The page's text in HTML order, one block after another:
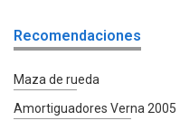
Recomendaciones
Maza de rueda
Amortiguadores Verna 2005